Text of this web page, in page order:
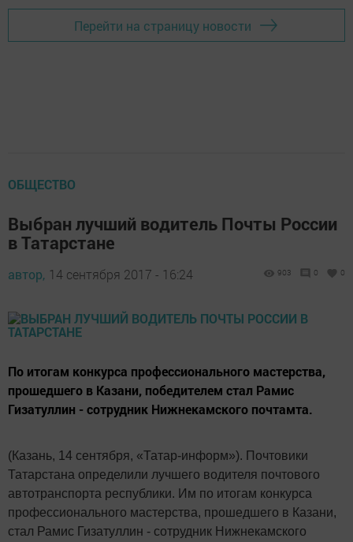
Перейти на страницу новости
ОБЩЕСТВО
Выбран лучший водитель Почты России
в Татарстане
автор, 14 сентября 2017 - 16:24 903 0 0
По итогам конкурса профессионального мастерства,
прошедшего в Казани, победителем стал Рамис
Гизатуллин - сотрудник Нижнекамского почтамта.
(Казань, 14 сентября, «Татар-информ»). Почтовики
Татарстана определили лучшего водителя почтового
автотранспорта республики. Им по итогам конкурса
профессионального мастерства, прошедшего в Казани,
стал Рамис Гизатуллин - сотрудник Нижнекамского